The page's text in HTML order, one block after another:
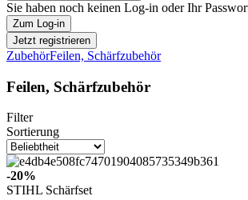
Sie haben noch keinen Log-in oder Ihr
Zum Log-in
Jetzt registrieren
ZubehörFeilen, Schärfzubehör
Feilen, Schärfzubehör
Filter
Sortierung
-20%
STIHL Schärfset